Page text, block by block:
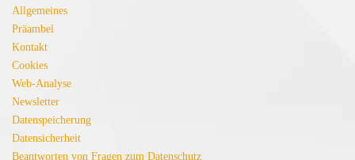
Allgemeines
Präambel
Kontakt
Cookies
Web-Analyse
Newsletter
Datenspeicherung
Datensicherheit
Beantworten von Fragen zum Datenschutz